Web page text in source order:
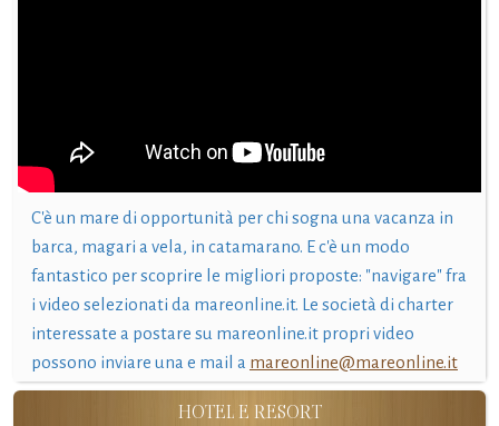
C'è un mare di opportunità per chi sogna una vacanza in
barca, magari a vela, in catamarano. E c'è un modo
fantastico per scoprire le migliori proposte: "navigare" fra
i video selezionati da mareonline.it. Le società di charter
interessate a postare su mareonline.it propri video
possono inviare una e mail a mareonline@mareonline.it
HOTEL E RESORT